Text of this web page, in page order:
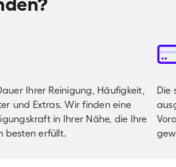
Ihrer Reinigung, Häufigkeit,
und Extras. Wir finden eine
in Ihrer Nähe, die Ihre
besten erfüllt.
Die